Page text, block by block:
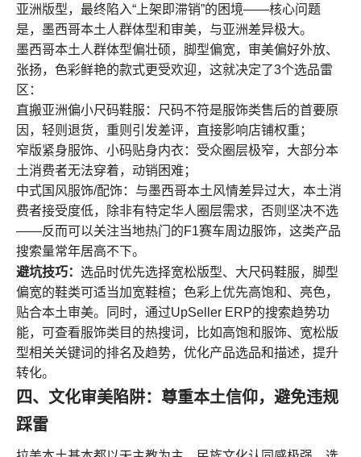
亚洲版型，最终陷入“上架即滞销”的困境——核心问题
是，墨西哥本土人群体型和审美，与亚洲差异极大。
墨西哥本土人群体型偏壮硕，脚型偏宽，审美偏好外放、
张扬，色彩鲜艳的款式更受欢迎，这就决定了3个选品雷
区：
直搬亚洲偏小尺码鞋服：尺码不符是服饰类售后的首要原
因，轻则退货，重则引发差评，直接影响店铺权重；
窄版紧身服饰、小码贴身内衣：受众圈层极窄，大部分本
土消费者无法穿着，动销困难；
中式国风服饰/配饰：与墨西哥本土风情差异过大，本土消
费者接受度低，除非有特定华人圈层需求，否则坚决不选
——反而可以关注当地热门的F1赛车周边服饰，这类产品
搜索量常年居高不下。
避坑技巧：
选品时优先选择宽松版型、大尺码鞋服，脚型
偏宽的鞋类可适当加宽鞋楦；色彩上优先高饱和、亮色，
贴合本土审美。同时，通过UpSeller ERP的搜索趋势功
能，可查看服饰类目的热搜词，比如高饱和服饰、宽松版
型相关关键词的排名及趋势，优化产品选品和描述，提升
转化。
四、文化审美陷阱：尊重本土信仰，避免违规
踩雷